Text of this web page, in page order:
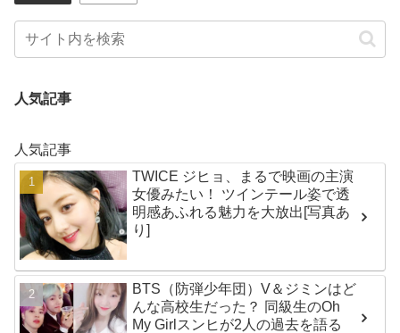
人気記事
人気記事
TWICE ジヒョ、まるで映画の主演
女優みたい！ ツインテール姿で透
明感あふれる魅力を大放出[写真あ
り]
BTS（防弾少年団）V＆ジミンはど
んな高校生だった？ 同級生のOh
My Girlスンヒが2人の過去を語る